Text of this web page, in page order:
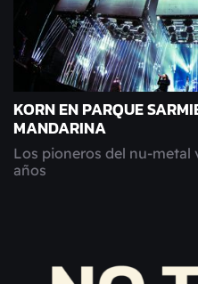
KORN EN PARQUE
MANDARINA
Los pioneros del nu-metal
años